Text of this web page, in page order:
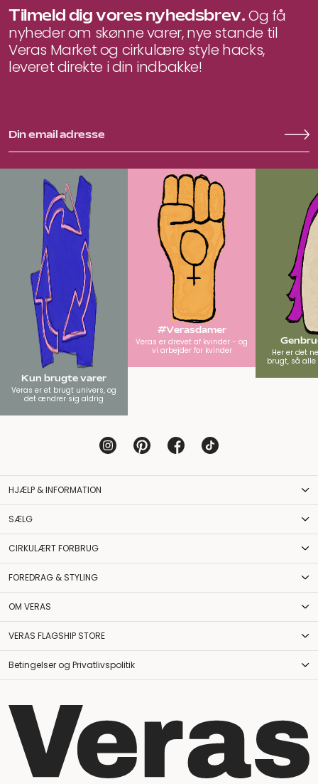
Tilmeld dig vores nyhedsbrev.Og få
nyheder om skønne varer, nye stande til
Veras Market og cirkulære style hacks,
leveret direkte i din indbakke!
Kun brugte varer
Veras er et brugt univers, og
det ændrer sig aldrig
#Verasdamer
Veras er drevet af kvinder - og
vi arbejder for kvinder
Her er det
brugt, så
HJÆLP & INFORMATION
SÆLG
CIRKULÆRT FORBRUG
FOREDRAG & STYLING
OM VERAS
VERAS FLAGSHIP STORE
Betingelser og Privatlivspolitik